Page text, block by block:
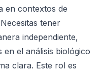
en contextos de
tener
independiente,
el análisis biológico
clara. Este rol es